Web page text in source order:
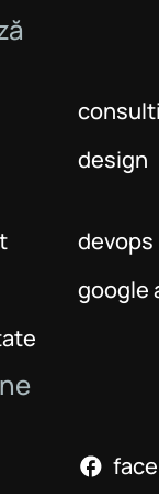
design
devops
google